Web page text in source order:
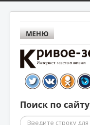
МЕНЮ
Поиск по сайту
Поиск